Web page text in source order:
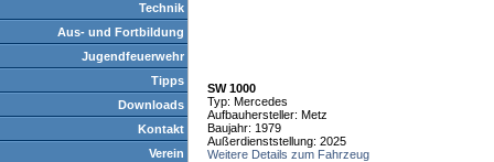
Technik
Aus- und Fortbildung
Jugendfeuerwehr
Tipps
Downloads
Kontakt
Verein
SW 1000
Typ: Mercedes
Aufbauhersteller: Metz
Baujahr: 1979
Außerdienststellung: 2025
Weitere Details zum Fahrzeug